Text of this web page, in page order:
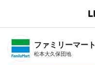
B
n
T
ファミリーマート
松本大久保団地